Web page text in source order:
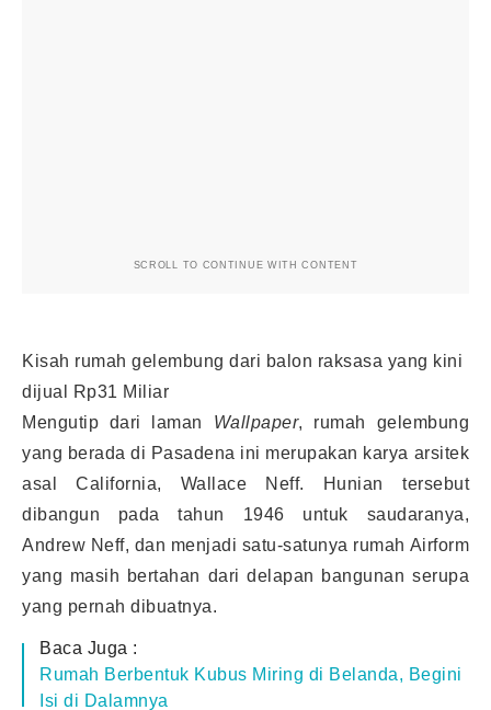
SCROLL TO CONTINUE WITH CONTENT
Kisah rumah gelembung dari balon raksasa yang kini
dijual Rp31 Miliar
Mengutip dari laman Wallpaper, rumah gelembung
yang berada di Pasadena ini merupakan karya arsitek
asal California, Wallace Neff. Hunian tersebut
dibangun pada tahun 1946 untuk saudaranya,
Andrew Neff, dan menjadi satu-satunya rumah Airform
yang masih bertahan dari delapan bangunan serupa
yang pernah dibuatnya.
Baca Juga :
Rumah Berbentuk Kubus Miring di Belanda, Begini
Isi di Dalamnya